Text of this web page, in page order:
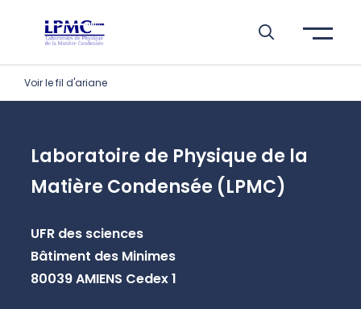
Aller à l’entête de page
Aller au menu principale
Aller au contenu principal
Aller à la recherche
Passer aux cookies
Aller au pied de page
Voir le fil d'ariane
Laboratoire de Physique de la
Matière Condensée (LPMC)
UFR des sciences
Bâtiment des Minimes
80039 AMIENS Cedex 1